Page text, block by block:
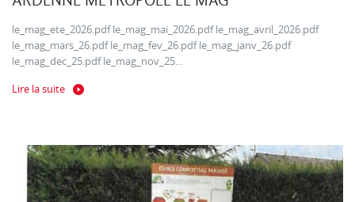
le_mag_ete_2026.pdf le_mag_mai_2026.pdf le_mag_avril_2026.pdf
le_mag_mars_26.pdf le_mag_fev_26.pdf le_mag_janv_26.pdf
le_mag_dec_25.pdf le_mag_nov_25...
Lire la suite